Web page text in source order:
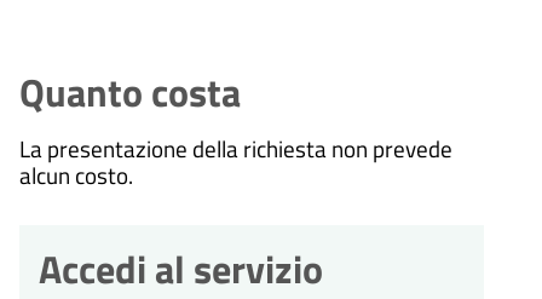
Quanto costa
La presentazione della richiesta non prevede
alcun costo.
Accedi al servizio